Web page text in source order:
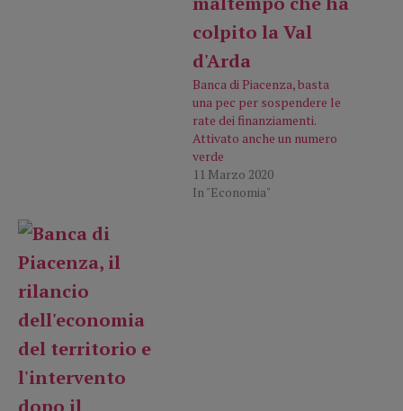
Banca di Piacenza, basta
una pec per sospendere le
rate dei finanziamenti.
Attivato anche un numero
verde
11 Marzo 2020
In "Economia"